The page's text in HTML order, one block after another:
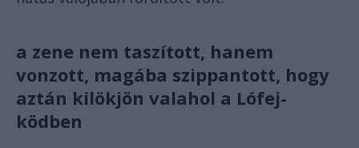
a zene nem taszított, hanem
vonzott, magába szippantott, hogy
aztán kilökjön valahol a Lófej-
ködben